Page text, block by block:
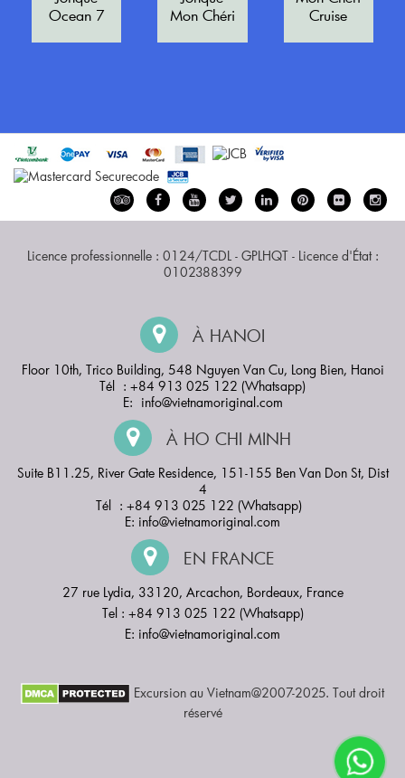
Ocean 7
Mon Chéri
Cruise
Licence professionnelle : 0124/TCDL - GPLHQT - Licence d'État :
0102388399
À HANOI
Floor 10th, Trico Building, 548 Nguyen Van Cu, Long Bien, Hanoi
Tél : +84 913 025 122 (Whatsapp)
E: info@vietnamoriginal.com
À HO CHI MINH
Suite B11.25, River Gate Residence, 151-155 Ben Van Don St, Dist
4
Tél : +84 913 025 122 (Whatsapp)
E: info@vietnamoriginal.com
EN FRANCE
27 rue Lydia, 33120, Arcachon, Bordeaux, France
Tel : +84 913 025 122 (Whatsapp)
E: info@vietnamoriginal.com
Excursion au Vietnam@2007-2025. Tout droit
réservé